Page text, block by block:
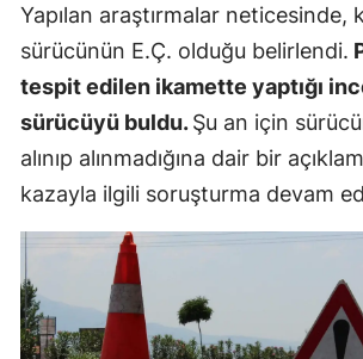
Yapılan araştırmalar neticesinde,
sürücünün E.Ç. olduğu belirlendi.
tespit edilen ikamette yaptığı
sürücüyü buldu.Şu an için
alınıp alınmadığına dair bir
kazayla ilgili soruşturma devam